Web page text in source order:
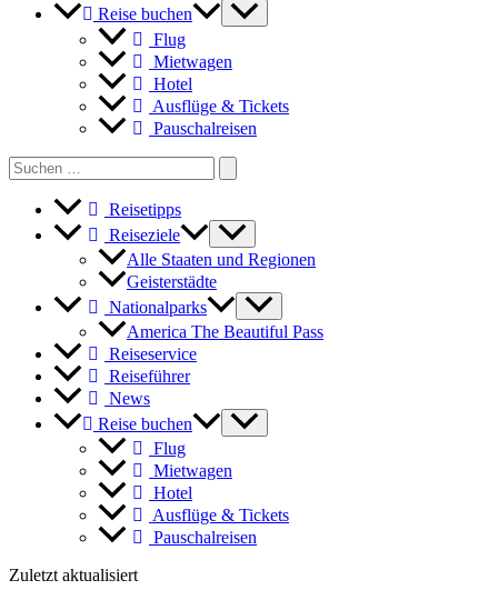
Reise buchen
Flug
Mietwagen
Hotel
Ausflüge & Tickets
Pauschalreisen
Search
for:
Reisetipps
Reiseziele
Alle Staaten und Regionen
Geisterstädte
Nationalparks
America The Beautiful Pass
Reiseservice
Reiseführer
News
Reise buchen
Flug
Mietwagen
Hotel
Ausflüge & Tickets
Pauschalreisen
Zuletzt aktualisiert